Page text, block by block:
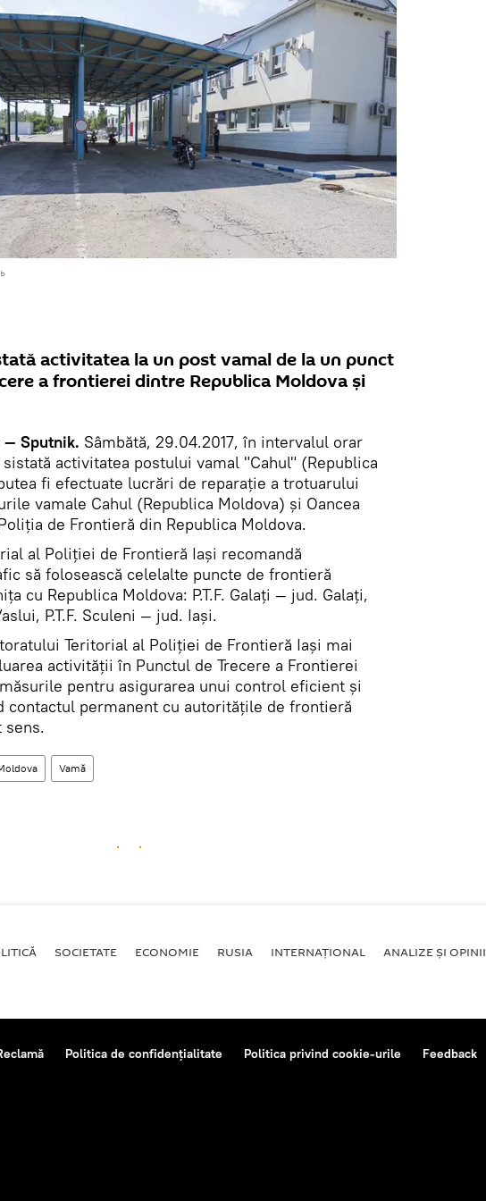
activitatea la un post vamal de la un punct
a frontierei dintre Republica Moldova și
— Sputnik. Sâmbătă, 29.04.2017, în intervalul orar
activitatea postului vamal "Cahul" (Republica
fi efectuate lucrări de reparație a trotuarului
vamale Cahul (Republica Moldova) și Oancea
de Frontieră din Republica Moldova.
al Poliției de Frontieră Iaşi recomandă
să folosească celelalte puncte de frontieră
cu Republica Moldova: P.T.F. Galaţi — jud. Galați,
P.T.F. Sculeni — jud. Iași.
Teritorial al Poliției de Frontieră Iaşi mai
activităţii în Punctul de Trecere a Frontierei
pentru asigurarea unui control eficient şi
contactul permanent cu autorităţile de frontieră
sens.
Vamă
SOCIETATE ECONOMIE RUSIA INTERNAŢIONAL ANALIZE ȘI OPINII
Politica de confidențialitate Politica privind cookie-urile Feedback